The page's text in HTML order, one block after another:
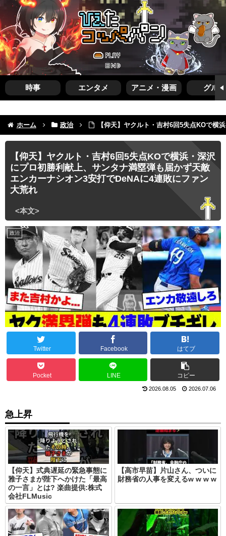
時事 エンタメ アニメ・漫画 グルメ
ホーム 政治 【仰天】ヤクルト・吉村6回5失点KOで横
【仰天】ヤクルト・吉村6回5失点KOで横浜・深沢
にプロ初勝利献上、サンタナ満塁弾も届かず天敵
エンカーナシオン3安打でDeNAに4連敗にファン
大荒れ
政治
Twitter Facebook はてブ
Pocket LINE コピー
2026.08.05 2026.07.06
急上昇
【仰天】式典遅延の緊急事態に
雅子さまが陛下へかけた「最高
の一言」とは? 楽曲提供:株式
会社FLMusic
【高市早苗】片山さん、ついに
財務省の人事を変えるw w w w